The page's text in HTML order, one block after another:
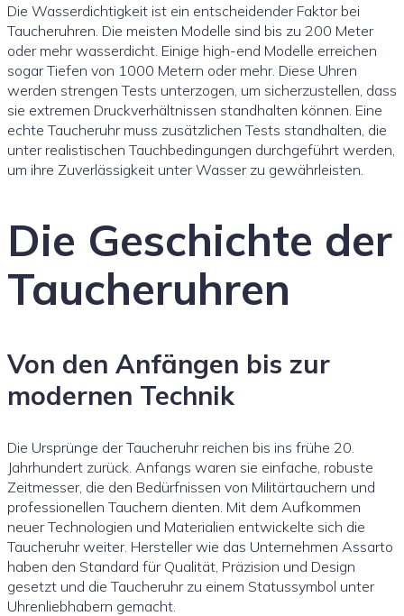
Die Wasserdichtigkeit ist ein entscheidender Faktor bei
Taucheruhren. Die meisten Modelle sind bis zu 200 Meter
oder mehr wasserdicht. Einige high-end Modelle erreichen
sogar Tiefen von 1000 Metern oder mehr. Diese Uhren
werden strengen Tests unterzogen, um sicherzustellen, dass
sie extremen Druckverhältnissen standhalten können. Eine
echte Taucheruhr muss zusätzlichen Tests standhalten, die
unter realistischen Tauchbedingungen durchgeführt werden,
um ihre Zuverlässigkeit unter Wasser zu gewährleisten.
Die Geschichte der
Taucheruhren
Von den Anfängen bis zur
modernen Technik
Die Ursprünge der Taucheruhr reichen bis ins frühe 20.
Jahrhundert zurück. Anfangs waren sie einfache, robuste
Zeitmesser, die den Bedürfnissen von Militärtauchern und
professionellen Tauchern dienten. Mit dem Aufkommen
neuer Technologien und Materialien entwickelte sich die
Taucheruhr weiter. Hersteller wie das Unternehmen Assarto
haben den Standard für Qualität, Präzision und Design
gesetzt und die Taucheruhr zu einem Statussymbol unter
Uhrenliebhabern gemacht.